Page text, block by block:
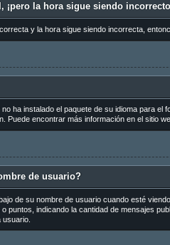
¡pero la hora sigue siendo
y la hora sigue siendo incorrecta,
ha instalado el paquete de su idioma para
Puede encontrar más información en el sitio
de usuario?
de su nombre de usuario cuando esté
puntos, indicando la cantidad de mensajes